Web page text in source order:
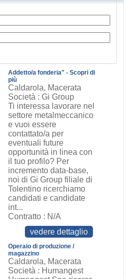
Addetto/a fonderia" - Scopri di
più
Caldarola, Macerata
Società : Gi Group
Ti interessa lavorare nel
settore metalmeccanico
e vuoi essere
contattato/a per
eventuali future
opportunità in linea con
il tuo profilo? Per
incremento data-base,
noi di Gi Group filiale di
Tolentino ricerchiamo
candidati e candidate
int...
Contratto : N/A
vedere dettaglio
Operaio di produzione /
magazzino
Caldarola, Macerata
Società : Humangest